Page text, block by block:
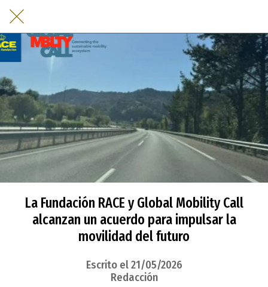
La Fundación RACE y Global Mobility Call
alcanzan un acuerdo para impulsar la
movilidad del futuro
Escrito el 21/05/2026
Redacción